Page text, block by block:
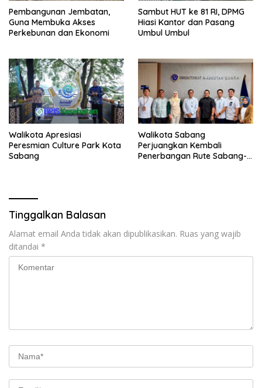
Pembangunan Jembatan,
Guna Membuka Akses
Perkebunan dan Ekonomi
Sambut HUT ke 81 RI, DPMG
Hiasi Kantor dan Pasang
Umbul Umbul
Walikota Apresiasi
Peresmian Culture Park Kota
Sabang
Walikota Sabang
Perjuangkan Kembali
Penerbangan Rute Sabang-
Tinggalkan Balasan
Alamat email Anda tidak akan dipublikasikan. Ruas yang wajib
ditandai *